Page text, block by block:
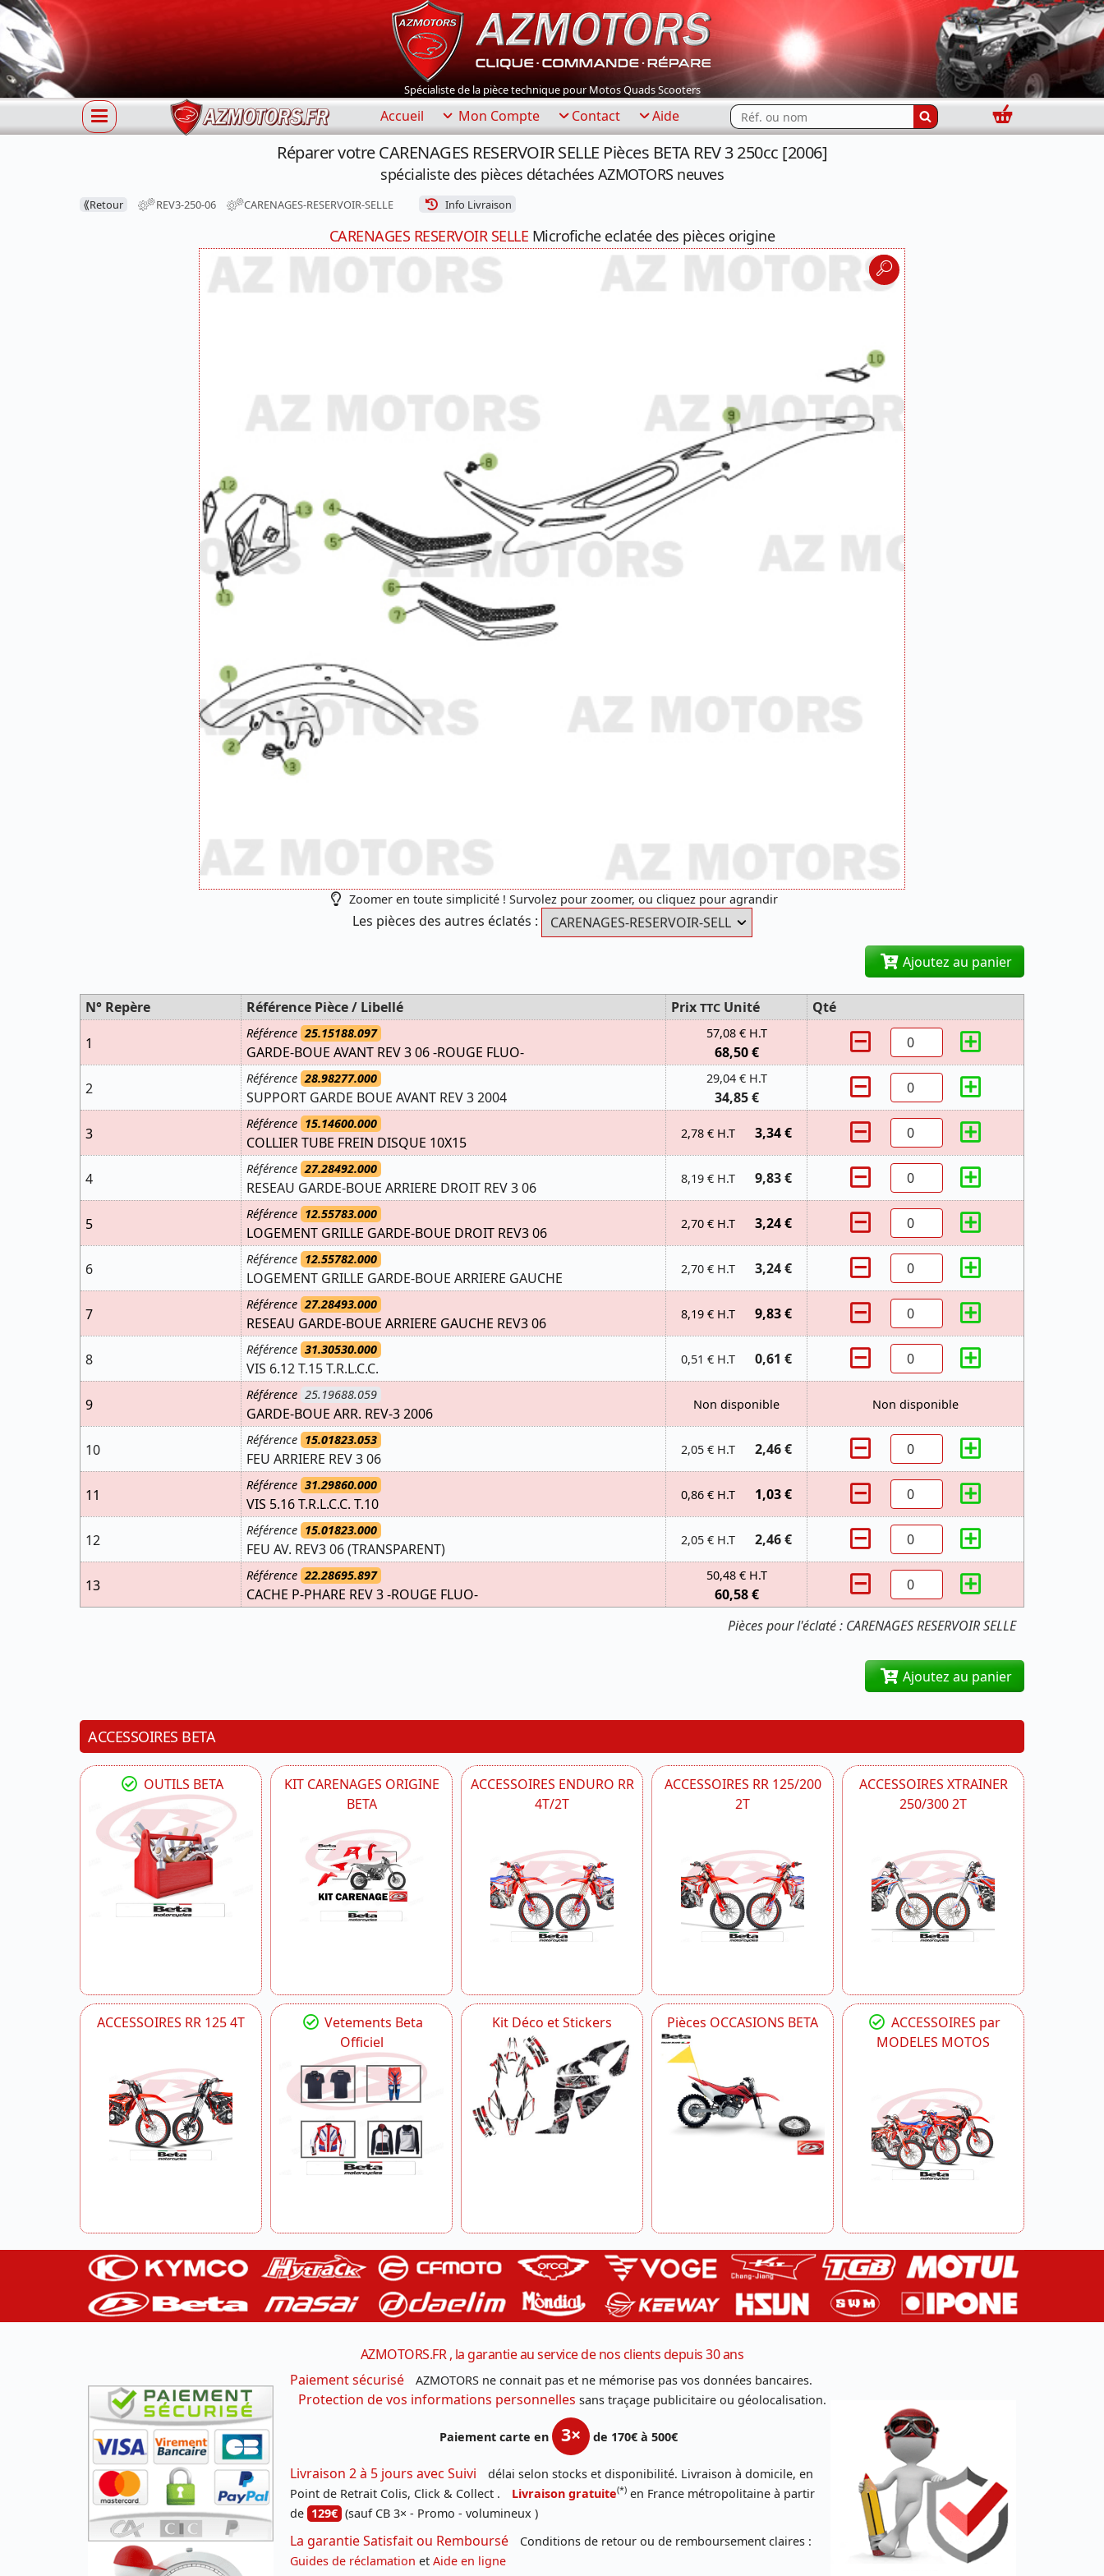
Spécialiste de la pièce technique pour Motos Quads Scooters
Accueil Mon Compte Contact Aide Rechercher...
Panier
Réparer votre CARENAGES RESERVOIR SELLE Pièces BETA REV 3 250cc [2006]
spécialiste des pièces détachées AZMOTORS neuves
⟪Retour REV3-250-06 CARENAGES-RESERVOIR-SELLE Info Livraison
CARENAGES RESERVOIR SELLE Microfiche eclatée des pièces origine
Zoomer en toute simplicité ! Survolez pour zoomer, ou cliquez pour agrandir
Les pièces des autres éclatés :
Ajoutez au panier
Pièces pour l'éclaté : CARENAGES RESERVOIR SELLE
N° Repère Référence Pièce / Libellé Prix TTC Unité
Qté
1
Référence 25.15188.097
GARDE-BOUE AVANT REV 3 06 -ROUGE FLUO-
57,08 € H.T
68,50 €
2
Référence 28.98277.000
SUPPORT GARDE BOUE AVANT REV 3 2004
29,04 € H.T
34,85 €
3
Référence 15.14600.000
COLLIER TUBE FREIN DISQUE 10X15
2,78 € H.T 3,34 €
4
Référence 27.28492.000
RESEAU GARDE-BOUE ARRIERE DROIT REV 3 06
8,19 € H.T 9,83 €
5
Référence 12.55783.000
LOGEMENT GRILLE GARDE-BOUE DROIT REV3 06
2,70 € H.T 3,24 €
6
Référence 12.55782.000
LOGEMENT GRILLE GARDE-BOUE ARRIERE GAUCHE
2,70 € H.T 3,24 €
7
Référence 27.28493.000
RESEAU GARDE-BOUE ARRIERE GAUCHE REV3 06
8,19 € H.T 9,83 €
8
Référence 31.30530.000
VIS 6.12 T.15 T.R.L.C.C.
0,51 € H.T 0,61 €
9
Référence 25.19688.059
GARDE-BOUE ARR. REV-3 2006
Non disponible Non disponible
10
Référence 15.01823.053
FEU ARRIERE REV 3 06
2,05 € H.T 2,46 €
11
Référence 31.29860.000
VIS 5.16 T.R.L.C.C. T.10
0,86 € H.T 1,03 €
12
Référence 15.01823.000
FEU AV. REV3 06 (TRANSPARENT)
2,05 € H.T 2,46 €
13
Référence 22.28695.897
CACHE P-PHARE REV 3 -ROUGE FLUO-
50,48 € H.T
60,58 €
Ajoutez au panier
ACCESSOIRES BETA
OUTILS BETA
KIT CARENAGES ORIGINE
BETA
ACCESSOIRES ENDURO RR
4T/2T
ACCESSOIRES RR 125/200
2T
ACCESSOIRES XTRAINER
250/300 2T
ACCESSOIRES RR 125 4T
Vetements Beta
Officiel
Kit Déco et Stickers Pièces OCCASIONS BETA
ACCESSOIRES par
MODELES MOTOS
AZMOTORS.FR , la garantie au service de nos clients depuis 30 ans
Paiement sécurisé
AZMOTORS ne connait pas et ne mémorise pas vos données bancaires.
Protection de vos informations personnelles sans traçage publicitaire ou géolocalisation.
Paiement carte en 3× de 170€ à 500€
Livraison 2 à 5 jours avec Suivi
délai selon stocks et disponibilité. Livraison à domicile, en
Point de Retrait Colis, Click & Collect .
Livraison gratuite(*) en France métropolitaine à partir
de 129€ (sauf CB 3× - Promo - volumineux )
La garantie Satisfait ou Remboursé
Conditions de retour ou de remboursement claires :
Guides de réclamation et Aide en ligne